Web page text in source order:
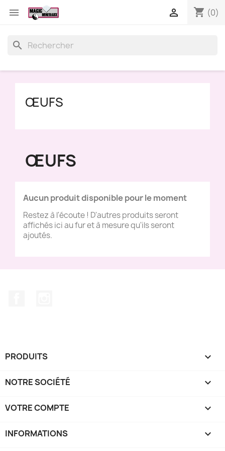
 shopping_cart (0)

search
ŒUFS
ŒUFS
Aucun produit disponible pour le moment
Restez à l'écoute ! D'autres produits seront
affichés ici au fur et à mesure qu'ils seront
ajoutés.
PRODUITS 
NOTRE SOCIÉTÉ 
VOTRE COMPTE 
INFORMATIONS keyboard_arrow_down